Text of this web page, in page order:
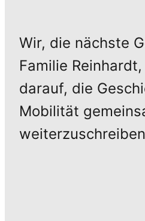
Wir, die nächste
Familie
darauf, die
Mobilität